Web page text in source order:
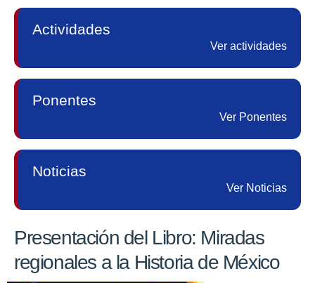
Actividades
Ver actividades
Ponentes
Ver Ponentes
Noticias
Ver Noticias
Presentación del Libro: Miradas
regionales a la Historia de México